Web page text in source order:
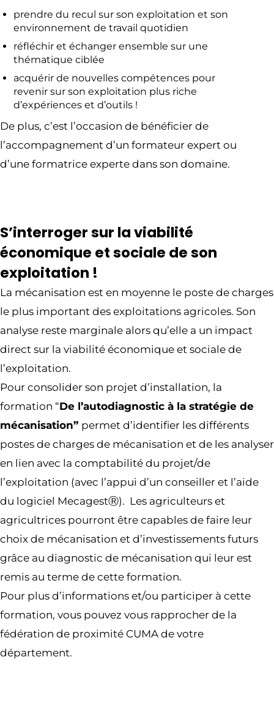
prendre du recul sur son exploitation et son
environnement de travail quotidien
réfléchir et échanger ensemble sur une
thématique ciblée
acquérir de nouvelles compétences pour
revenir sur son exploitation plus riche
d’expériences et d’outils !
De plus, c’est l’occasion de bénéficier de
l’accompagnement d’un formateur expert ou
d’une formatrice experte dans son domaine.
S’interroger sur la viabilité
économique et sociale de son
exploitation !
La mécanisation est en moyenne le poste de charges
le plus important des exploitations agricoles. Son
analyse reste marginale alors qu’elle a un impact
direct sur la viabilité économique et sociale de
l’exploitation.
Pour consolider son projet d’installation, la
formation “De l’autodiagnostic à la stratégie de
mécanisation” permet d’identifier les différents
postes de charges de mécanisation et de les analyser
en lien avec la comptabilité du projet/de
l’exploitation (avec l’appui d’un conseiller et l’aide
du logiciel MecagestⓇ). Les agriculteurs et
agricultrices pourront être capables de faire leur
choix de mécanisation et d’investissements futurs
grâce au diagnostic de mécanisation qui leur est
remis au terme de cette formation.
Pour plus d’informations et/ou participer à cette
formation, vous pouvez vous rapprocher de la
fédération de proximité CUMA de votre
département.